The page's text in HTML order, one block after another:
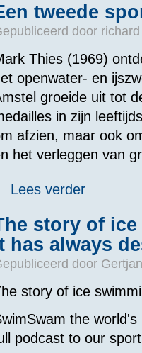
tweede
door
Thies (1969)
openwater- en
groeide uit tot
in zijn
afzien, maar ook
het verleggen van
Lees verderover Een
story of
has always
door
story of ice
the
podcast to our